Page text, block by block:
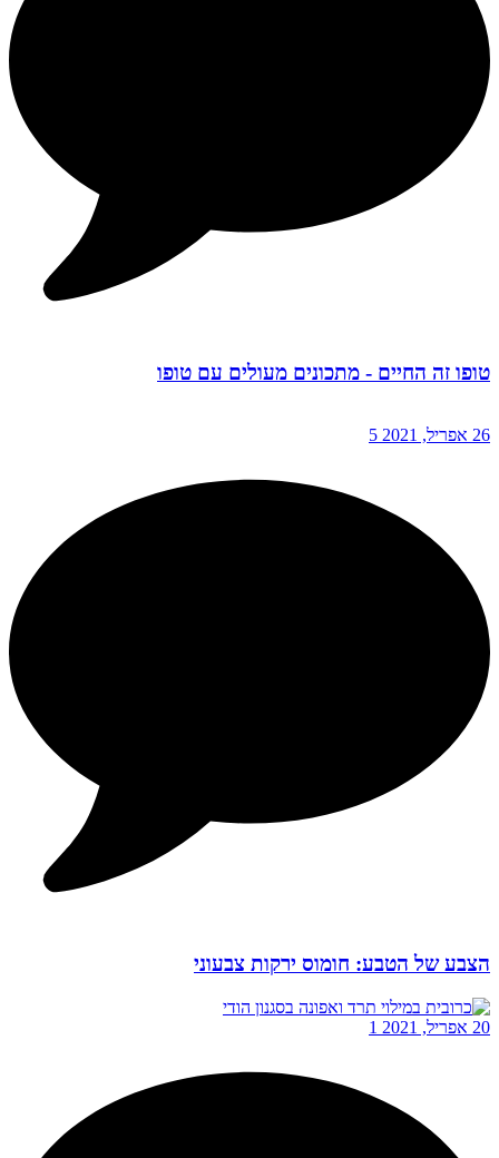
טופו זה החיים - מתכונים מעולים עם טופו
26 אפריל, 2021 5
הצבע של הטבע: חומוס ירקות צבעוני
20 אפריל, 2021 1